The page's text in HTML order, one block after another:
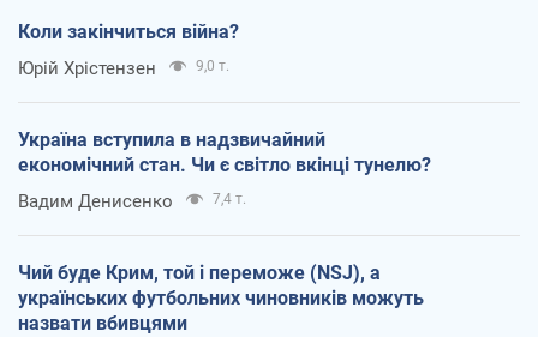
Коли закінчиться війна?
Юрій Хрістензен 9,0 т.
Україна вступила в надзвичайний
економічний стан. Чи є світло вкінці тунелю?
Вадим Денисенко 7,4 т.
Чий буде Крим, той і переможе (NSJ), а
українських футбольних чиновників можуть
назвати вбивцями